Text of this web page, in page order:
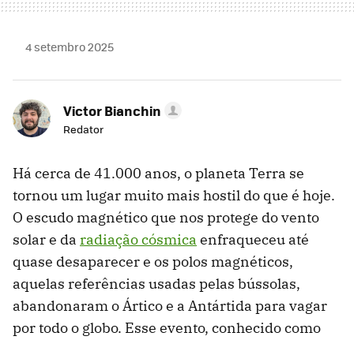
4 setembro 2025
Victor Bianchin
Redator
Há cerca de 41.000 anos, o planeta Terra se
tornou um lugar muito mais hostil do que é hoje.
O escudo magnético que nos protege do vento
solar e da radiação cósmica enfraqueceu até
quase desaparecer e os polos magnéticos,
aquelas referências usadas pelas bússolas,
abandonaram o Ártico e a Antártida para vagar
por todo o globo. Esse evento, conhecido como